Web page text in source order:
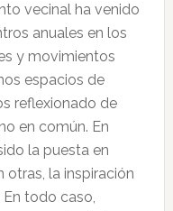
vecinal ha venido
anuales en los
y movimientos
espacios de
reflexionado de
en común. En
la puesta en
otras, la inspiración
todo caso,